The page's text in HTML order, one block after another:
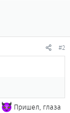
#2
Пришел, глаза